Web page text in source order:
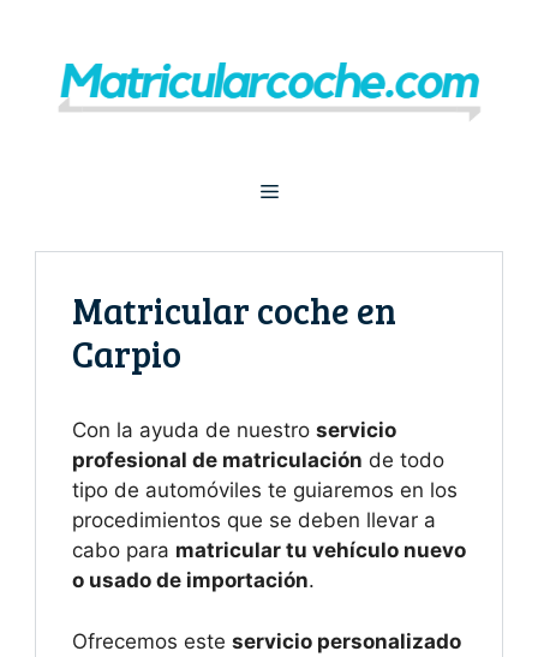
contenido
Menú
Matricular coche en
Carpio
Con la ayuda de nuestro servicio
profesional de matriculación de todo
tipo de automóviles te guiaremos en los
procedimientos que se deben llevar a
cabo para matricular tu vehículo nuevo
o usado de importación.
Ofrecemos este servicio personalizado